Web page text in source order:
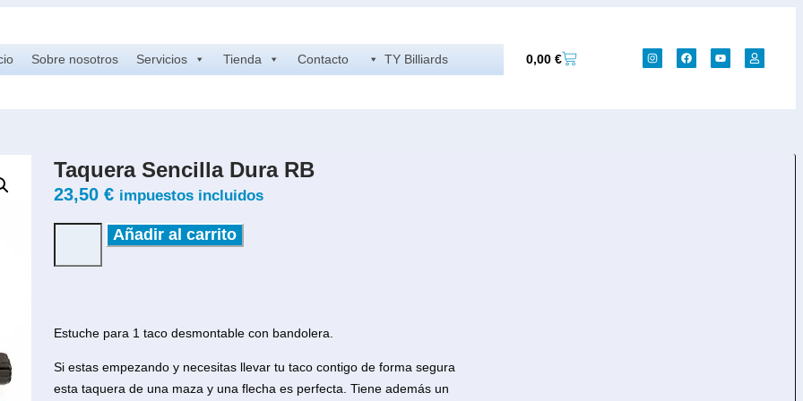
Sobre nosotros Servicios Tienda Contacto TY Billiards 0,00€
Taquera Sencilla Dura RB
23,50 € impuestos incluidos
Añadir al carrito
Estuche para 1 taco desmontable con bandolera.
Si estas empezando y necesitas llevar tu taco contigo de forma segura
esta taquera de una maza y una flecha es perfecta. Tiene además un